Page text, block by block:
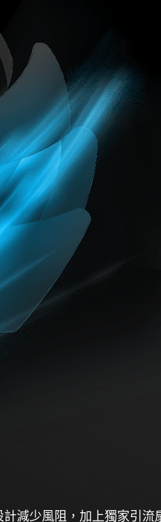
減少風阻，加上獨家引